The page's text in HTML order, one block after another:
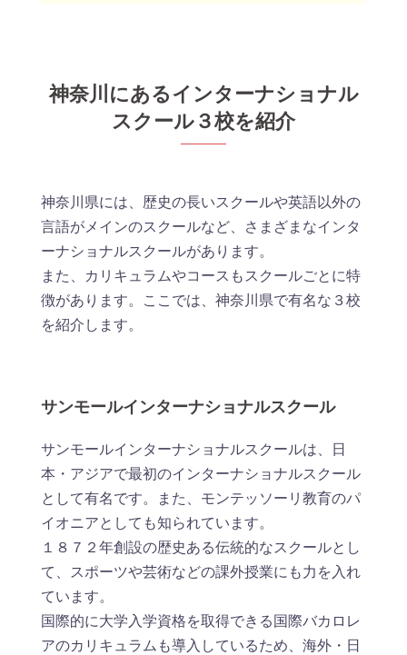
神奈川にあるインターナショナル
スクール３校を紹介
神奈川県には、歴史の長いスクールや英語以外の
言語がメインのスクールなど、さまざまなインタ
ーナショナルスクールがあります。
また、カリキュラムやコースもスクールごとに特
徴があります。ここでは、神奈川県で有名な３校
を紹介します。
サンモールインターナショナルスクール
サンモールインターナショナルスクールは、日
本・アジアで最初のインターナショナルスクール
として有名です。また、モンテッソーリ教育のパ
イオニアとしても知られています。
１８７２年創設の歴史ある伝統的なスクールとし
て、スポーツや芸術などの課外授業にも力を入れ
ています。
国際的に大学入学資格を取得できる国際バカロレ
アのカリキュラムも導入しているため、海外・日